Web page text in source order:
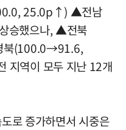
25.0p↑) ▲전남
승했으나, ▲전북
(100.0→91.6,
지역이 모두 지난 12개
로 증가하면서 시중은